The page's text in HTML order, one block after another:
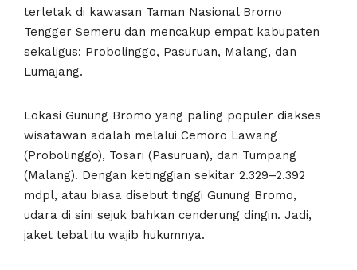
terletak di kawasan Taman Nasional Bromo
Tengger Semeru dan mencakup empat kabupaten
sekaligus: Probolinggo, Pasuruan, Malang, dan
Lumajang.
Lokasi Gunung Bromo yang paling populer diakses
wisatawan adalah melalui Cemoro Lawang
(Probolinggo), Tosari (Pasuruan), dan Tumpang
(Malang). Dengan ketinggian sekitar 2.329–2.392
mdpl, atau biasa disebut tinggi Gunung Bromo,
udara di sini sejuk bahkan cenderung dingin. Jadi,
jaket tebal itu wajib hukumnya.